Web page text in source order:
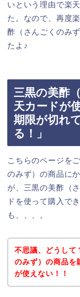
いという理由で楽
た。なので、再度
酢（さんごくのみ
たよ♪
三黒の美酢
天カードが
期限が切れ
る！」
こちらのページを
のみず）の商品に
が、三黒の美酢（
ドを使って購入で
も、、、。
不思議、どうして
のみず）の商品を
が使えない！！